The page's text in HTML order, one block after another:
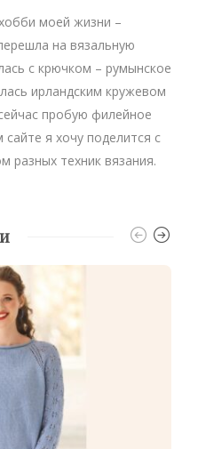
моей жизни –
на вязальную
с крючком – румынское
ирландским кружевом
пробую филейное
я хочу поделится с
техник вязания.